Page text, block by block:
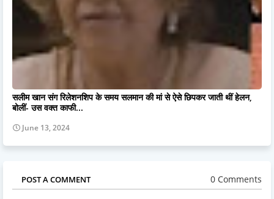
सलीम खान संग रिलेशनशिप के समय सलमान की मां से ऐसे छिपकर जाती थीं हेलन,
बोलीं- उस वक्त काफी...
June 13, 2024
POST A COMMENT 0 Comments